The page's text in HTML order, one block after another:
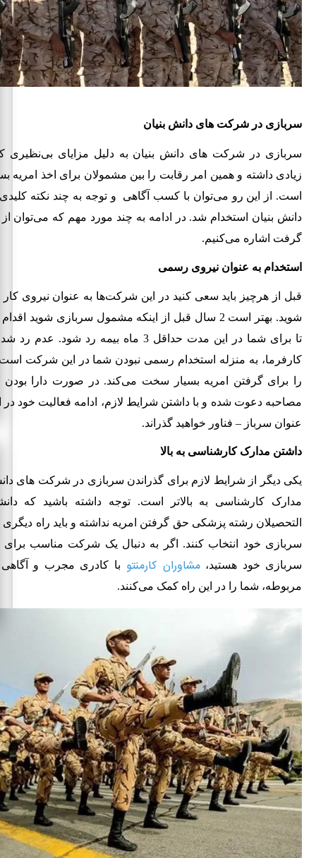
سربازی در شرکت های دانش بنیان
سربازی در شرکت های دانش بنیان به دلیل مزایای بی‌نظیری
زیادی داشته و همین امر رقابت را بین مشمولان برای اخذ امریه
است. از این رو می‌توان با کسب آگاهی و توجه به چند نکته
دانش بنیان استخدام شد. در ادامه به چند مورد مهم که می‌توان
گرفت اشاره می‌کنیم.
استخدام به عنوان نیروی رسمی
قبل از هرچیز باید سعی کنید در این شرکت‌ها به عنوان نیروی
شوید. بهتر است 2 سال قبل از اینکه مشمول سربازی شوید
تا برای شما در این مدت حداقل 3 ماه بیمه رد
کارفرما، به منزله استخدام رسمی نبودن شما در این شرکت است
را برای گرفتن امریه بسیار سخت می‌کند. در صورت دارا بودن
مصاحبه دعوت شده و با داشتن شرایط لازم، ادامه فعالیت خود
عنوان سرباز – فناور خواهید گذراند.
داشتن مدارک کارشناسی به بالا
یکی دیگر از شرایط لازم برای گذراندن سربازی در شرکت های
مدارک کارشناسی به بالاتر است. توجه داشته باشید که
التحصیلان رشته پزشکی حق گرفتن امریه نداشته و باید راه دیگری
سربازی خود انتخاب کنند. اگر به دنبال یک شرکت مناسب
سربازی خود هستید،مشاوران کارمنتو با کادری مجرب و آگاهی
مربوطه، شما را در این راه کمک می‌کنند.